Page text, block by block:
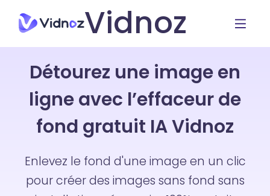
Vidnoz
Détourez une image en
ligne avec l’effaceur de
fond gratuit IA Vidnoz
Enlevez le fond d'une image en un clic
pour créer des images sans fond sans